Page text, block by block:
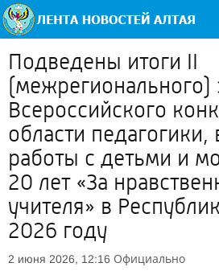
Подведены итоги II
(межрегионального)
Всероссийского
области педагогики,
работы с детьми и
20 лет «За
учителя» в
2026 году
2 июня 2026, 12:16 Официально